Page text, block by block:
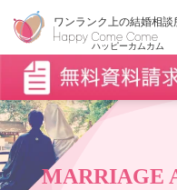
MARRIAGE